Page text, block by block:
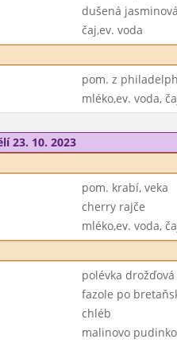
dušená
čaj,ev. voda
pom. z
mléko,ev. voda,
23. 10. 2023
pom. krabí, veka
cherry rajče
mléko,ev. voda,
polévka
fazole po
chléb
malinovo